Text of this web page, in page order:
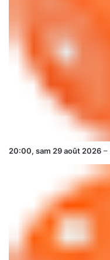
20:00, sam 29 août 2026 –